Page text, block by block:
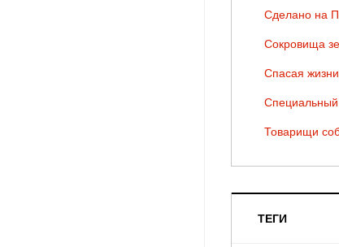
Сделано на
Сокровища
Спасая жизни
Товарищи
ТЕГИ